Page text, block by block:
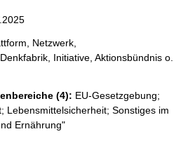
Netzwerk,
Initiative, Aktionsbündnis o.
(4): EU-Gesetzgebung;
Lebensmittelsicherheit; Sonstiges im
Ernährung"